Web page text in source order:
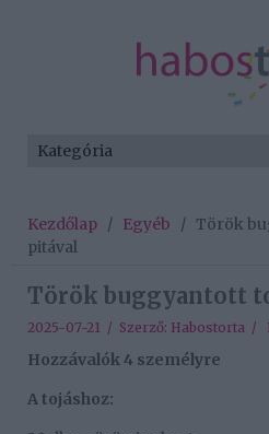
Kezdőlap / Egyéb / Török
pitával
Török buggyantott
2025-07-21 / Szerző: Habostorta /
Hozzávalók 4 személyre
A tojáshoz: